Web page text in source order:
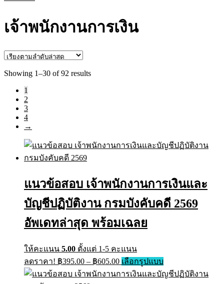
เจ้าพนักงานการเงิน
Showing 1–30 of 92 resultsSorted
1
2
3
4
→
แนวข้อสอบ เจ้าพนักงานการเงินและ
บัญชีปฏิบัติงาน กรมบังคับคดี 2569
อัพเดทล่าสุด พร้อมเฉลย
ให้คะแนน 5.00 ตั้งแต่ 1-5 คะแนน
ลดราคา! ฿395.00 – ฿605.00Price
range:
฿395.00
เลือกรูปแบบThis
product
has